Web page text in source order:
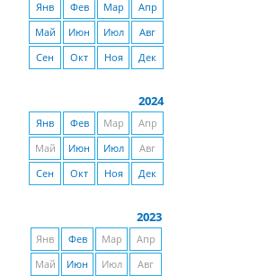
Янв Фев Мар
Апр
Май
Июн Июл
Авг
Сен
Окт Ноя Дек
2024
Янв Фев Мар
Апр
Май
Июн Июл
Авг
Сен
Окт Ноя Дек
2023
Янв Фев Мар
Апр
Май
Июн Июл
Авг